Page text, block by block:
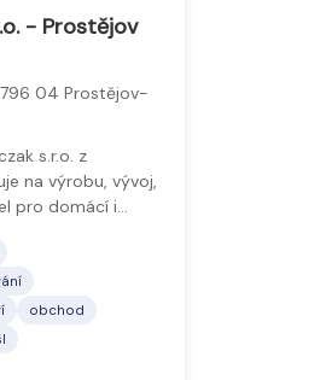
- Prostějov
796 04 Prostějov-
s.r.o. z
na výrobu, vývoj,
pro domácí i…
obchod